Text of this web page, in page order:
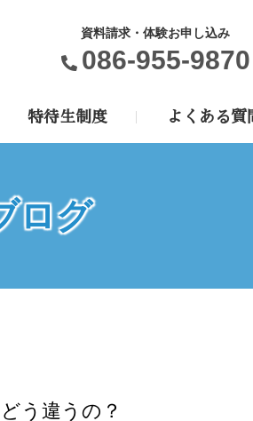
資料請求・体験お申し込み
086-955-9870
特待生制度 よくある質
ログ
う違うの？